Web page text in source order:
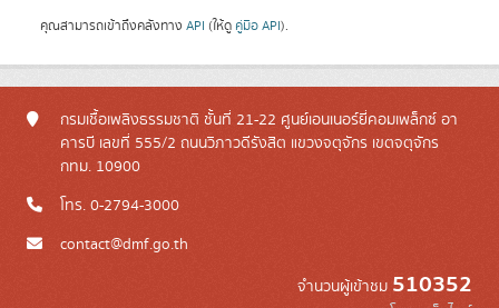
คุณสามารถเข้าถึงคลังทาง API (ให้ดู คู่มือ API).
กรมเชื้อเพลิงธรรมชาติ ชั้นที่ 21-22 ศูนย์เอนเนอร์ยี่คอมเพล็กซ์ อา
คารบี เลขที่ 555/2 ถนนวิภาวดีรังสิต แขวงจตุจักร เขตจตุจักร
กทม. 10900
โทร. 0-2794-3000
contact@dmf.go.th
จำนวนผู้เข้าชม 510352